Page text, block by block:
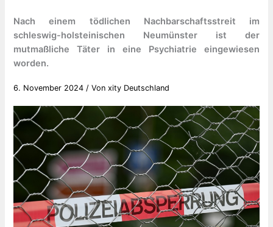
Nach einem tödlichen Nachbarschaftsstreit im
schleswig-holsteinischen Neumünster ist der
mutmaßliche Täter in eine Psychiatrie eingewiesen
worden.
6. November 2024 / Vonxity Deutschland